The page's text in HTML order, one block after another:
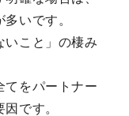
いです。
こと」の棲み
てをパートナー
です。